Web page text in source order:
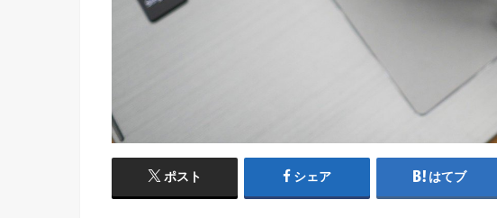
ポスト シェア はてブ